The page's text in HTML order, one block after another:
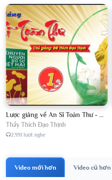
Lược giảng về An Sĩ Toàn Thư - Chủ giảng Đại Đức Thích Đạo Thịnh
Thầy Thích Đạo Thịnh
2.991 lượt nghe
Video mới hơn Video cũ hơn